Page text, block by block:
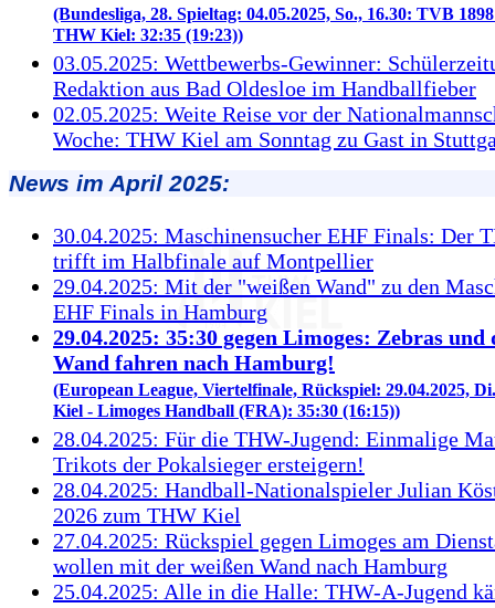
(Bundesliga, 28. Spieltag: 04.05.2025, So., 16.30: TVB
THW Kiel: 32:35 (19:23))
03.05.2025: Wettbewerbs-Gewinner:
Redaktion aus Bad Oldesloe im Handballfieber
02.05.2025: Weite Reise vor der
Woche: THW Kiel am Sonntag zu Gast in
News im April 2025:
30.04.2025: Maschinensucher EHF Finals: Der
trifft im Halbfinale auf Montpellier
29.04.2025: Mit der "weißen Wand" zu den
EHF Finals in Hamburg
29.04.2025: 35:30 gegen Limoges: Zebras und
Wand fahren nach Hamburg!
(European League, Viertelfinale, Rückspiel: 29.04.2025,
Kiel - Limoges Handball (FRA): 35:30 (16:15))
28.04.2025: Für die THW-Jugend: Einmalige
Trikots der Pokalsieger ersteigern!
28.04.2025: Handball-Nationalspieler Julian
2026 zum THW Kiel
27.04.2025: Rückspiel gegen Limoges am
wollen mit der weißen Wand nach Hamburg
25.04.2025: Alle in die Halle: THW-A-Jugend